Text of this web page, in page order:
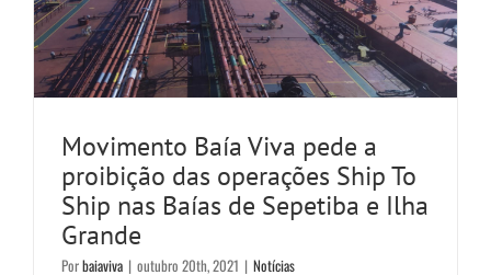
Movimento Baía Viva pede a
proibição das operações Ship To
Ship nas Baías de Sepetiba e Ilha
Grande
Porbaiaviva | outubro 20th, 2021 | Notícias